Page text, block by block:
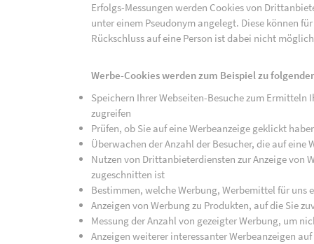
Erfolgs-Messungen werden Cookies von
unter einem Pseudonym angelegt. Diese können
Rückschluss auf eine Person ist dabei nicht
Werbe-Cookies werden zum Beispiel zu
Speichern Ihrer Webseiten-Besuche zum
zugreifen
Prüfen, ob Sie auf eine Werbeanzeige geklickt
Überwachen der Anzahl der Besucher, die auf
Nutzen von Drittanbieterdiensten zur Anzeige von
zugeschnitten ist
Bestimmen, welche Werbung, Werbemittel für uns
Anzeigen von Werbung zu Produkten, auf die Sie
Messung der Anzahl von gezeigter Werbung, um
Anzeigen weiterer interessanter Werbeanzeigen